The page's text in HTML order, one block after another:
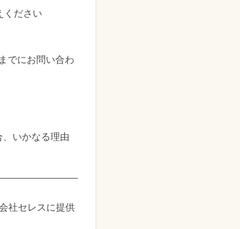
ください
でにお問い合わ
いかなる理由
社セレスに提供